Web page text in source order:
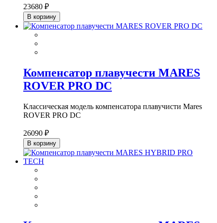
23680 ₽
В корзину
Компенсатор плавучести MARES
ROVER PRO DC
Классическая модель компенсатора плавучисти Mares
ROVER PRO DC
26090 ₽
В корзину